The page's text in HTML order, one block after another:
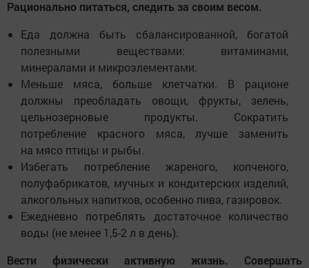
Рационально питаться, следить за своим весом.
Еда должна быть сбалансированной, богатой
полезными веществами: витаминами,
минералами и микроэлементами.
Меньше мяса, больше клетчатки. В рационе
должны преобладать овощи, фрукты, зелень,
цельнозерновые продукты. Сократить
потребление красного мяса, лучше заменить
на мясо птицы и рыбы.
Избегать потребление жареного, копченого,
полуфабрикатов, мучных и кондитерских изделий,
алкогольных напитков, особенно пива, газировок.
Ежедневно потреблять достаточное количество
воды (не менее 1,5-2 л в день).
Вести физически активную жизнь. Совершать